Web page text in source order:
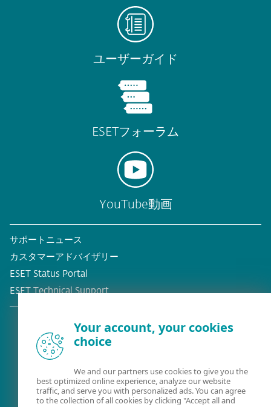
ユーザーガイド
ESETフォーラム
YouTube動画
サポートニュース
カスタマーアドバイザリー
ESET Status Portal
ESET Technical Support
既存の顧客？
Your account, your cookies
choice
We and our partners use cookies to give you the
best optimized online experience, analyze our website
traffic, and serve you with personalized ads. You can agree
to the collection of all cookies by clicking "Accept all and